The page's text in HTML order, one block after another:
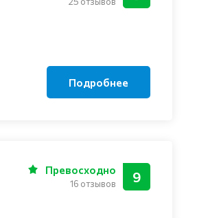
Подробнее
9
Превосходно
16 отзывов